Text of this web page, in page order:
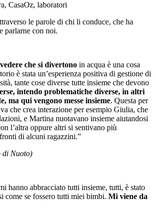
CasaOz, laboratori
le parole di chi li conduce, che ha
parlarne con noi.
che si divertono in acqua è una cosa
è stata un’esperienza positiva di gestione di
tante cose diverse tutte insieme che devono
intendo problematiche diverse, in altri
ma qui vengono messe insieme. Questa per
che crea interazione per esempio Giulia, che
e Martina nuotavano insieme aiutandosi
l’altra oppure altri si sentivano più
di alcuni ragazzini.”
di Nuoto)
hanno abbracciato tutti insieme, tutti, è stato
come se fossero tutti miei bimbi. Mi viene da